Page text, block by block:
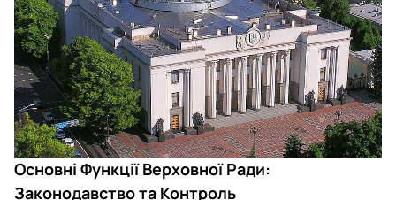
Основні Функції Верховної Ради:
Законодавство та Контроль